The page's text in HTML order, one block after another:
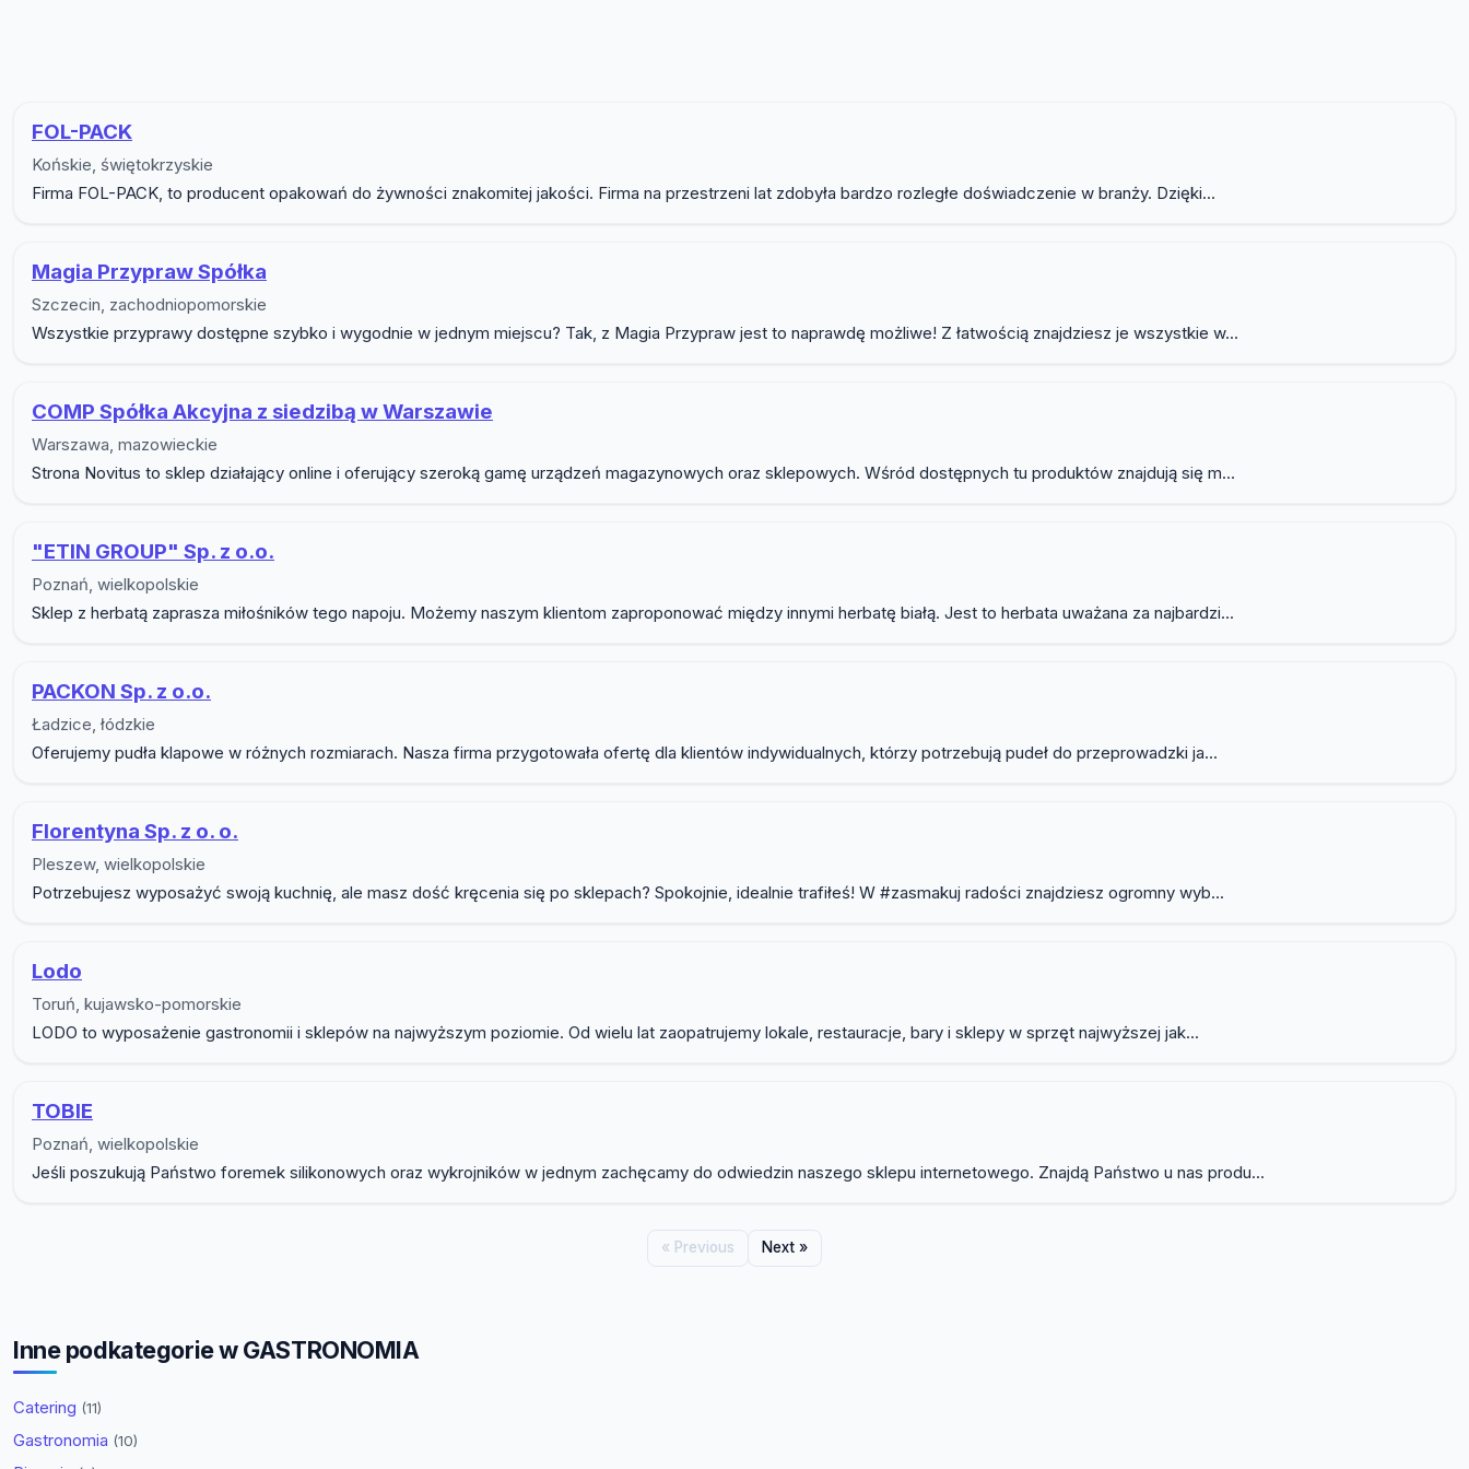
FOL-PACK
Końskie, świętokrzyskie
Firma FOL-PACK, to producent opakowań do żywności znakomitej jakości. Firma na przestrzeni lat zdobyła bardzo rozległe doświadczenie w branży. Dzięki...
Magia Przypraw Spółka
Szczecin, zachodniopomorskie
Wszystkie przyprawy dostępne szybko i wygodnie w jednym miejscu? Tak, z Magia Przypraw jest to naprawdę możliwe! Z łatwością znajdziesz je wszystkie w...
COMP Spółka Akcyjna z siedzibą w Warszawie
Warszawa, mazowieckie
Strona Novitus to sklep działający online i oferujący szeroką gamę urządzeń magazynowych oraz sklepowych. Wśród dostępnych tu produktów znajdują się m...
"ETIN GROUP" Sp. z o.o.
Poznań, wielkopolskie
Sklep z herbatą zaprasza miłośników tego napoju. Możemy naszym klientom zaproponować między innymi herbatę białą. Jest to herbata uważana za najbardzi...
PACKON Sp. z o.o.
Ładzice, łódzkie
Oferujemy pudła klapowe w różnych rozmiarach. Nasza firma przygotowała ofertę dla klientów indywidualnych, którzy potrzebują pudeł do przeprowadzki ja...
Florentyna Sp. z o. o.
Pleszew, wielkopolskie
Potrzebujesz wyposażyć swoją kuchnię, ale masz dość kręcenia się po sklepach? Spokojnie, idealnie trafiłeś! W #zasmakuj radości znajdziesz ogromny wyb...
Lodo
Toruń, kujawsko-pomorskie
LODO to wyposażenie gastronomii i sklepów na najwyższym poziomie. Od wielu lat zaopatrujemy lokale, restauracje, bary i sklepy w sprzęt najwyższej jak...
TOBIE
Poznań, wielkopolskie
Jeśli poszukują Państwo foremek silikonowych oraz wykrojników w jednym zachęcamy do odwiedzin naszego sklepu internetowego. Znajdą Państwo u nas produ...
« Previous Next »
Inne podkategorie w GASTRONOMIA
Catering (11)
Gastronomia (10)